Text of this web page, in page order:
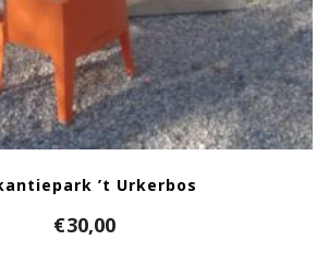
’t Urkerbos
€30,00